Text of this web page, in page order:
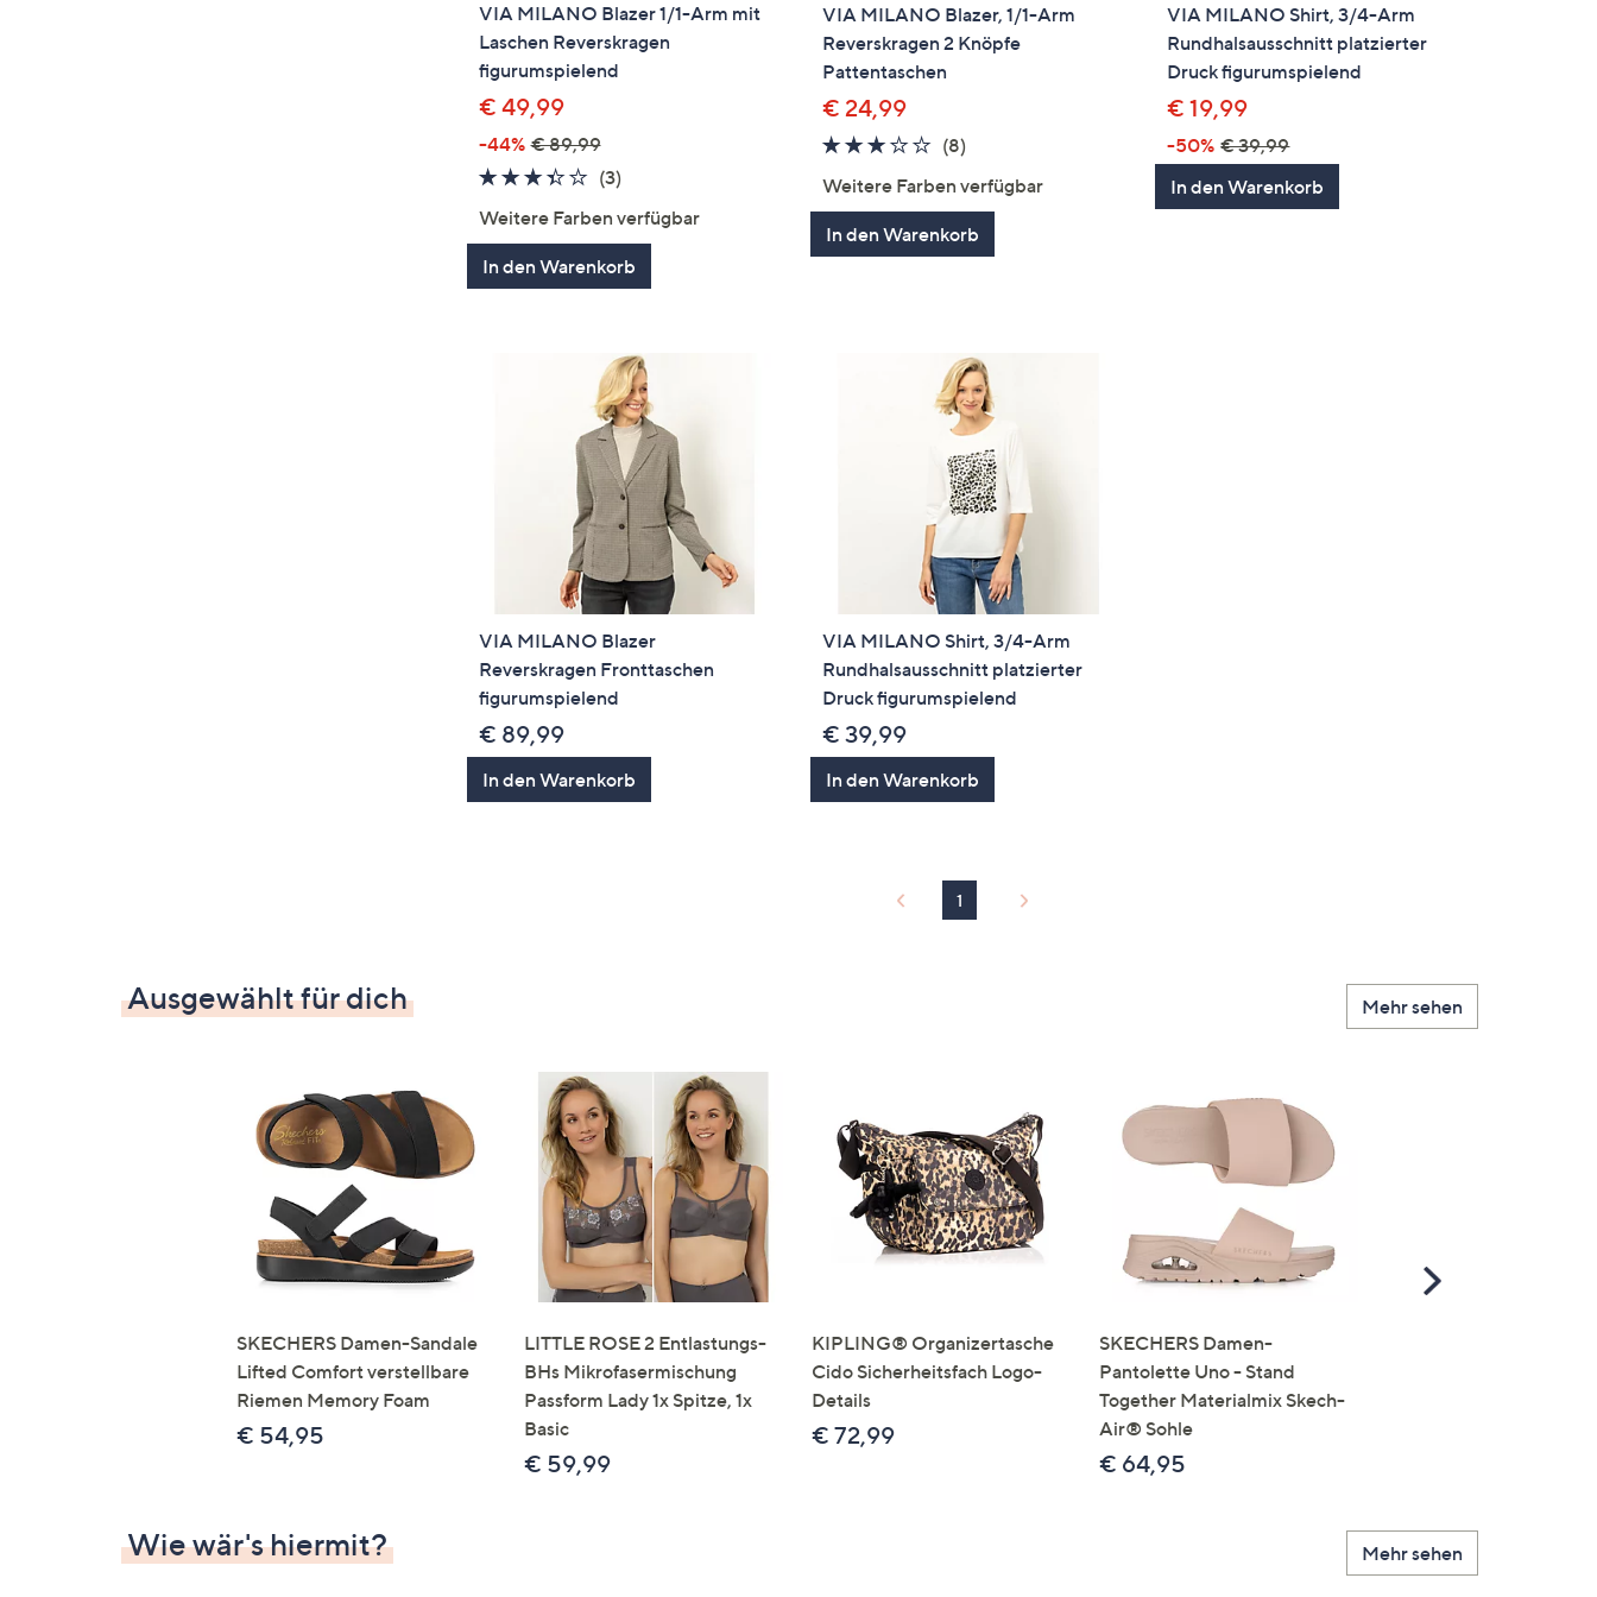
VIA MILANO Blazer 1/1-Arm mit
Laschen Reverskragen
figurumspielend
€ 49,99
-44% € 89,99
3.3
(3)3
Weitere Farben verfügbar
In den Warenkorb
VIA MILANO Blazer, 1/1-Arm
Reverskragen 2 Knöpfe
Pattentaschen
€ 24,99
3.1
(8)
Weitere Farben verfügbar
In den Warenkorb
VIA MILANO Shirt, 3/4-Arm
Rundhalsausschnitt platzierter
Druck figurumspielend
€ 19,99
-50% € 39,99
In den Warenkorb
VIA MILANO Blazer
Reverskragen Fronttaschen
figurumspielend
€ 89,99
In den Warenkorb
VIA MILANO Shirt, 3/4-Arm
Rundhalsausschnitt platzierter
Druck figurumspielend
€ 39,99
In den Warenkorb
1
Ausgewählt für dich Mehr sehen
SKECHERS Damen-Sandale
Lifted Comfort verstellbare
Riemen Memory Foam
€ 54,95
LITTLE ROSE 2 Entlastungs-
BHs Mikrofasermischung
Passform Lady 1x Spitze, 1x
Basic
€ 59,99
KIPLING® Organizertasche
Cido Sicherheitsfach Logo-
Details
€ 72,99
SKECHERS Damen-
Pantolette Uno - Stand
Together Materialmix Skech-
Air® Sohle
€ 64,95
Scroll
Wie wär's hiermit? Mehr sehen